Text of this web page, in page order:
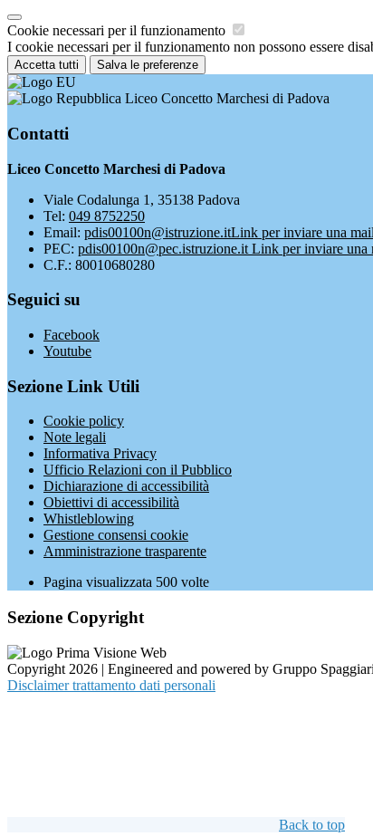
Cookie necessari per il funzionamento
I cookie necessari per il funzionamento non possono essere
Accetta tutti Salva le preferenze
Liceo Concetto Marchesi di Padova
Contatti
Liceo Concetto Marchesi di Padova
Viale Codalunga 1, 35138 Padova
Tel: 049 8752250
Email: pdis00100n@istruzione.itLink per inviare una mail
PEC: pdis00100n@pec.istruzione.it Link per inviare una
C.F.: 80010680280
Seguici su
Facebook
Youtube
Sezione Link Utili
Cookie policy
Note legali
Informativa Privacy
Ufficio Relazioni con il Pubblico
Dichiarazione di accessibilità
Obiettivi di accessibilità
Whistleblowing
Gestione consensi cookie
Amministrazione trasparente
Pagina visualizzata 500 volte
Sezione Copyright
Copyright 2026 | Engineered and powered by Gruppo
Disclaimer trattamento dati personali
Back to top